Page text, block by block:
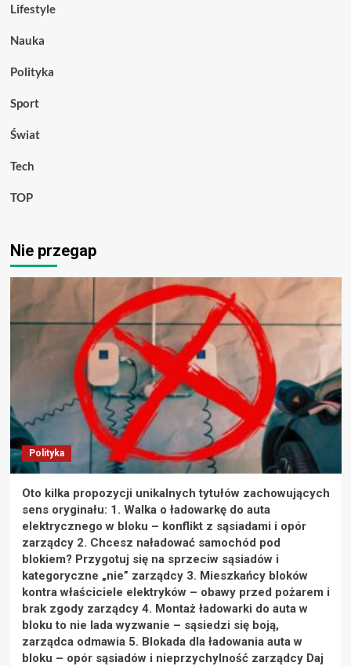
Lifestyle
Nauka
Polityka
Sport
Świat
Tech
TOP
Nie przegap
Polityka
Oto kilka propozycji unikalnych tytułów zachowujących
sens oryginału: 1. Walka o ładowarkę do auta
elektrycznego w bloku – konflikt z sąsiadami i opór
zarządcy 2. Chcesz naładować samochód pod
blokiem? Przygotuj się na sprzeciw sąsiadów i
kategoryczne „nie” zarządcy 3. Mieszkańcy bloków
kontra właściciele elektryków – obawy przed pożarem i
brak zgody zarządcy 4. Montaż ładowarki do auta w
bloku to nie lada wyzwanie – sąsiedzi się boją,
zarządca odmawia 5. Blokada dla ładowania auta w
bloku – opór sąsiadów i nieprzychylność zarządcy Daj